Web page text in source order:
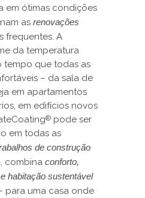
em ótimas condições
as renovações
frequentes. A
da temperatura
tempo que todas as
– da sala de
em apartamentos
em edifícios novos
® pode ser
em todas as
de construção
combina conforto,
habitação sustentável
para uma casa onde